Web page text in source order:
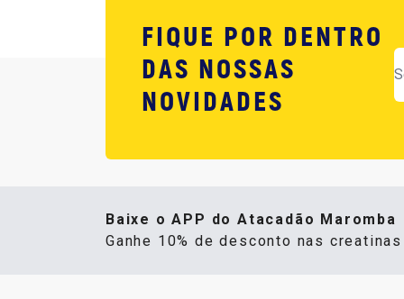
FIQUE POR DENTRO
DAS NOSSAS
NOVIDADES
Baixe o APP do Atacadão Maromba
Ganhe 10% de desconto nas